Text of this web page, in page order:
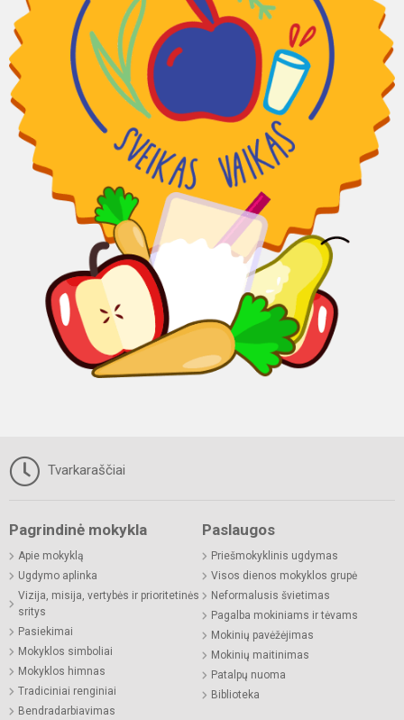
Tvarkaraščiai
Pagrindinė mokykla
Apie mokyklą
Ugdymo aplinka
Vizija, misija, vertybės ir prioritetinės
sritys
Pasiekimai
Mokyklos simboliai
Mokyklos himnas
Tradiciniai renginiai
Bendradarbiavimas
Paslaugos
Priešmokyklinis ugdymas
Visos dienos mokyklos grupė
Neformalusis švietimas
Pagalba mokiniams ir tėvams
Mokinių pavėžėjimas
Mokinių maitinimas
Patalpų nuoma
Biblioteka